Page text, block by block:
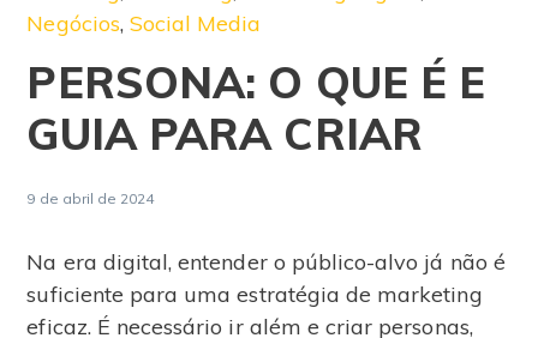
Negócios, Social Media
PERSONA: O QUE É E
GUIA PARA CRIAR
9 de abril de 2024
Na era digital, entender o público-alvo já não é
suficiente para uma estratégia de marketing
eficaz. É necessário ir além e criar personas,